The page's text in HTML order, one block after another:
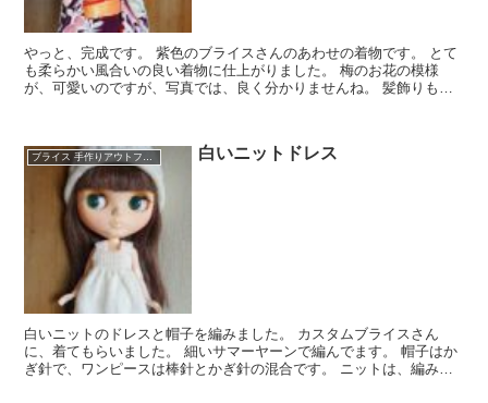
やっと、完成です。 紫色のブライスさんのあわせの着物です。 とて
も柔らかい風合いの良い着物に仕上がりました。 梅のお花の模様
が、可愛いのですが、写真では、良く分かりませんね。 髪飾りも、
ブライス 手作りアウトフィット 白いニットドレス
白いニットのドレスと帽子を編みました。 カスタムブライスさん
に、着てもらいました。 細いサマーヤーンで編んでます。 帽子はか
ぎ針で、ワンピースは棒針とかぎ針の混合です。 ニットは、編み図